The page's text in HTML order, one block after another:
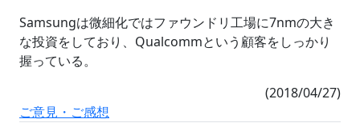
Samsungは微細化ではファウンドリ工場に7nmの大き
な投資をしており、Qualcommという顧客をしっかり
握っている。
(2018/04/27)
ご意見・ご感想